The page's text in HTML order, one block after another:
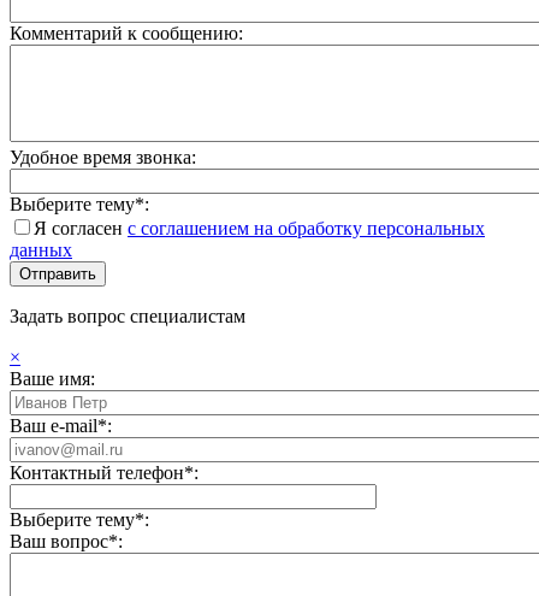
Комментарий к сообщению:
Удобное время звонка:
Выберите тему*:
Я согласен с соглашением на обработку персональных
данных
Задать вопрос специалистам
×
Ваше имя:
Ваш e-mail*:
Контактный телефон*:
Выберите тему*:
Ваш вопрос*: